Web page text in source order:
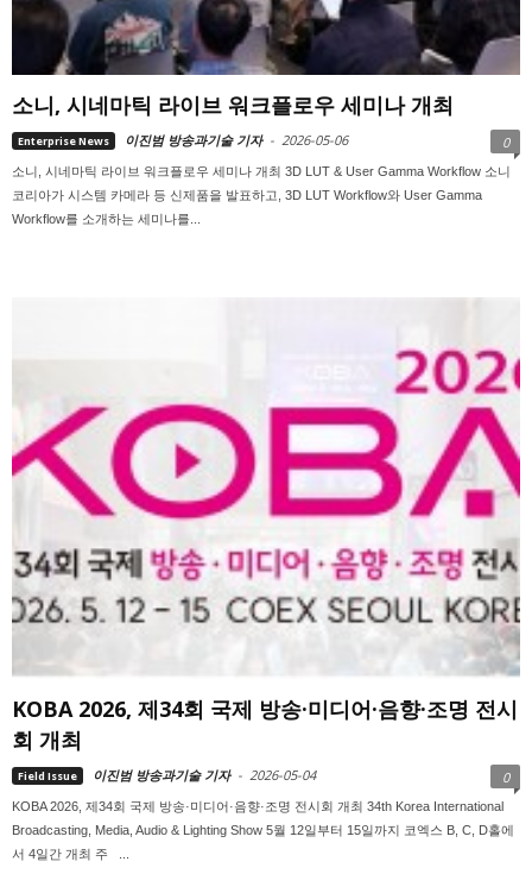
소니, 시네마틱 라이브 워크플로우 세미나 개최
Enterprise News 이진범 방송과기술 기자 - 2026-05-06 0
소니, 시네마틱 라이브 워크플로우 세미나 개최 3D LUT & User Gamma Workflow 소니
코리아가 시스템 카메라 등 신제품을 발표하고, 3D LUT Workflow와 User Gamma
Workflow를 소개하는 세미나를...
KOBA 2026, 제34회 국제 방송·미디어·음향·조명 전시
회 개최
Field Issue 이진범 방송과기술 기자 - 2026-05-04 0
KOBA 2026, 제34회 국제 방송·미디어·음향·조명 전시회 개최 34th Korea International
Broadcasting, Media, Audio & Lighting Show 5월 12일부터 15일까지 코엑스 B, C, D홀에
서 4일간 개최 주 ...